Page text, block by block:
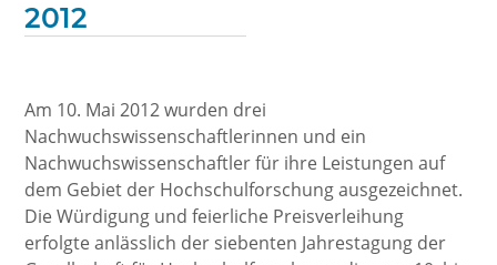
2012
Am 10. Mai 2012 wurden drei
Nachwuchswissenschaftlerinnen und ein
Nachwuchswissenschaftler für ihre Leistungen auf
dem Gebiet der Hochschulforschung ausgezeichnet.
Die Würdigung und feierliche Preisverleihung
erfolgte anlässlich der siebenten Jahrestagung der